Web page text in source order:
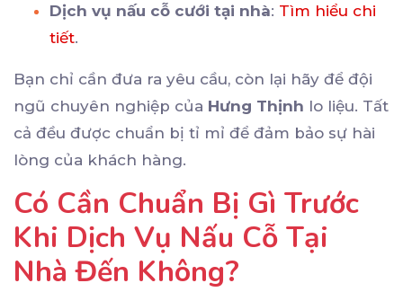
Dịch vụ nấu cỗ cưới tại nhà: Tìm hiểu chi
tiết.
Bạn chỉ cần đưa ra yêu cầu, còn lại hãy để đội
ngũ chuyên nghiệp của Hưng Thịnh lo liệu. Tất
cả đều được chuẩn bị tỉ mỉ để đảm bảo sự hài
lòng của khách hàng.
Có Cần Chuẩn Bị Gì Trước
Khi Dịch Vụ Nấu Cỗ Tại
Nhà Đến Không?